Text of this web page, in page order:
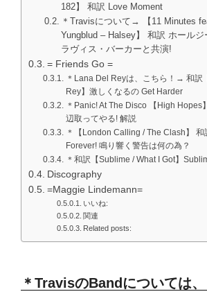
182】 和訳 Love Moment
＊Travisについて→ 【11 Minutes
Yungblud – Halsey】 和訳 ホールジ
ラヴィス・バーカーと共演!
= Friends Go =
＊Lana Del Reyは、こちら！→ 和訳
Rey】激しくなるの Get Harder
＊Panic! At The Disco 【High Hopes
辺取ってやる! 解説
＊【London Calling / The Clash】
Forever! 鳴り響く警告は何の為？
＊和訳【Sublime / What I Got】
Discography
=Maggie Lindemann=
いいね:
関連
Related posts:
＊TravisのBandについては